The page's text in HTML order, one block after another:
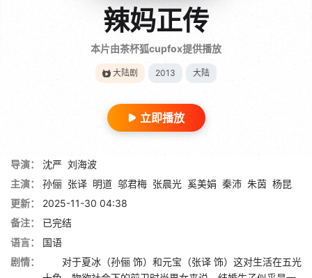
辣妈正传
本片由茶杯狐cupfox提供播放
大陆剧 2013 大陆
立即播放
导演： 沈严 刘海波
主演：
孙俪 张译 明道 邬君梅 张晨光 奚美娟 秦沛 朱茵 杨昆
更新：
2025-11-30 04:38
备注：
已完结
语言：
国语
剧情：
对于夏冰（孙俪 饰）和元宝（张译 饰）这对生活在五光